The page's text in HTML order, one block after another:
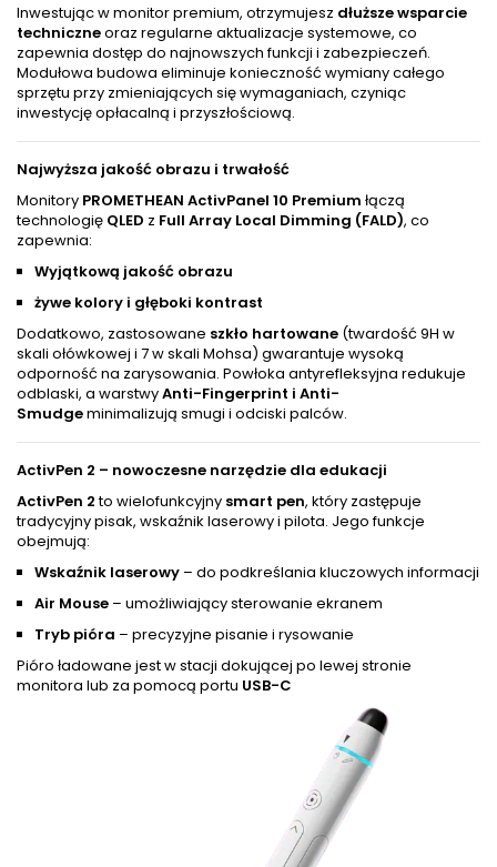
Inwestując w monitor premium, otrzymujesz dłuższe wsparcie
techniczneoraz regularne aktualizacje systemowe, co
zapewnia dostęp do najnowszych funkcji i zabezpieczeń.
Modułowa budowa eliminuje konieczność wymiany całego
sprzętu przy zmieniających się wymaganiach, czyniąc
inwestycję opłacalną i przyszłościową.
Najwyższa jakość obrazu i trwałość
Monitory PROMETHEAN ActivPanel 10 Premium łączą
technologię QLED z Full Array Local Dimming (FALD), co
zapewnia:
Wyjątkową jakość obrazu
żywe kolory i głęboki kontrast
Dodatkowo, zastosowane szkło hartowane (twardość 9H w
skali ołówkowej i 7 w skali Mohsa) gwarantuje wysoką
odporność na zarysowania. Powłoka antyrefleksyjna redukuje
odblaski, a warstwyAnti-Fingerprint i Anti-
Smudgeminimalizują smugi i odciski palców.
ActivPen 2 – nowoczesne narzędzie dla edukacji
ActivPen 2to wielofunkcyjny smart pen, który zastępuje
tradycyjny pisak, wskaźnik laserowy i pilota. Jego funkcje
obejmują:
Wskaźnik laserowy – do podkreślania kluczowych informacji
Air Mouse – umożliwiający sterowanie ekranem
Tryb pióra – precyzyjne pisanie i rysowanie
Pióro ładowane jest w stacji dokującej po lewej stronie
monitora lub za pomocą portu USB-C